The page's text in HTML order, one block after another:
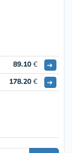
89.10 €
➔
178.20 € ➔